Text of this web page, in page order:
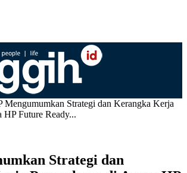
Mengumumkan Strategi dan Kerangka Kerja
HP Future Ready...
Strategi dan